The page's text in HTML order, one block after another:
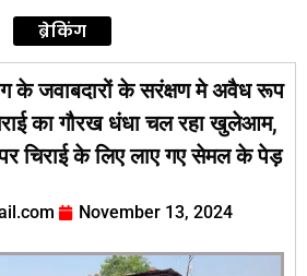
ब्रेकिंग
के जवाबदारों के सरंक्षण मे अवैध रूप
का गौरख धंधा चल रहा खुलेआम,
चिराई के लिए लाए गए सेमल के पेड़
November 13, 2024